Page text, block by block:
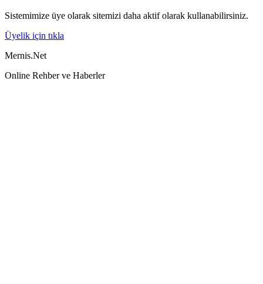
Sistemimize üye olarak sitemizi daha aktif olarak kullanabilirsiniz.
Üyelik için tıkla
Mernis.Net
Online Rehber ve Haberler